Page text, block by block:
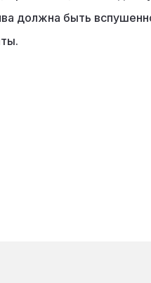
должна быть